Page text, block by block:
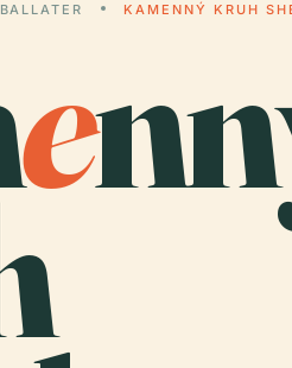
BALLATER KAMENNÝ KRUH
e